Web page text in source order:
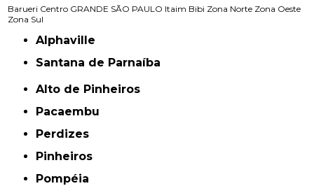
Barueri Centro GRANDE SÃO PAULO Itaim Bibi Zona Norte Zona Oeste
Zona Sul
Alphaville
Santana de Parnaíba
Alto de Pinheiros
Pacaembu
Perdizes
Pinheiros
Pompéia